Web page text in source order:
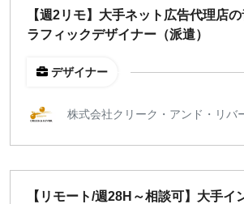
直接契約
新規事業
土日週末OK
週5日
【週2リモ】大手ネット広告代理店
ラフィックデザイナー（派遣）
デザイナー
株式会社クリーク・アンド・リバ
【リモート/週28H～相談可】大手イ